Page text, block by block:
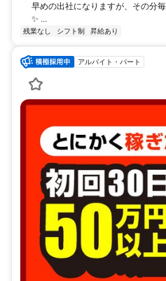
早めの出社になりますが、その分
✨ ...
残業なし シフト制 昇給あり
アルバイト・パート